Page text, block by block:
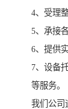
4、受理
5、承接
6、提供
7、设备
等服务。
我们公司